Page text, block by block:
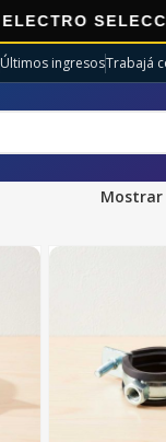
Últimos ingresosTrabajá
Mostrar